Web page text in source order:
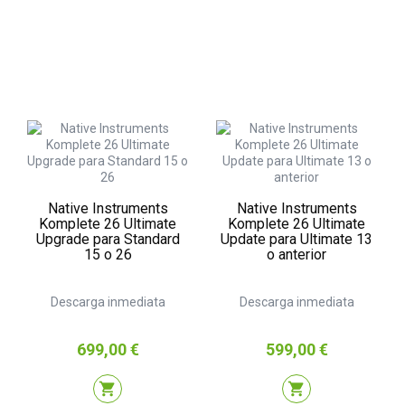
Native Instruments
Komplete 26 Ultimate
Upgrade para Standard
15 o 26
Descarga inmediata
Precio
699,00 €
shopping_cart
Native Instruments
Komplete 26 Ultimate
Update para Ultimate 13
o anterior
Descarga inmediata
Precio
599,00 €
shopping_cart